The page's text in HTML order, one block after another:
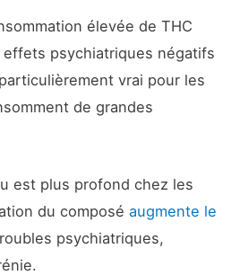
élevée de THC
psychiatriques négatifs
vrai pour les
de grandes
est plus profond chez les
du composéaugmente le
psychiatriques,